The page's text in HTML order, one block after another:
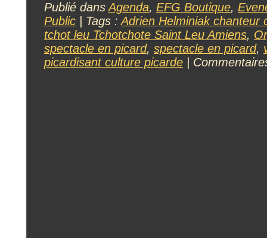
Publié dansAgenda, EFG Boutique,
Public | Tags :Adrien Helminiak chanteur
tchot leu Tchotchote Saint Leu Amiens,
spectacle en picard, spectacle en picard,
picardisant culture picarde